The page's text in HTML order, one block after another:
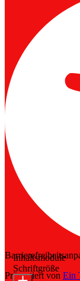
Präsentiert von Ein
Inhaltsmodule
Schriftgröße